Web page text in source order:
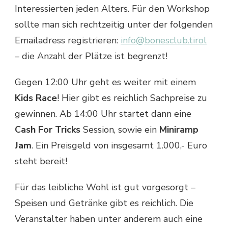
Interessierten jeden Alters. Für den Workshop
sollte man sich rechtzeitig unter der folgenden
Emailadress registrieren: info@bonesclub.tirol
– die Anzahl der Plätze ist begrenzt!
Gegen 12:00 Uhr geht es weiter mit einem
Kids Race! Hier gibt es reichlich Sachpreise zu
gewinnen. Ab 14:00 Uhr startet dann eine
Cash For Tricks Session, sowie ein Miniramp
Jam. Ein Preisgeld von insgesamt 1.000,- Euro
steht bereit!
Für das leibliche Wohl ist gut vorgesorgt –
Speisen und Getränke gibt es reichlich. Die
Veranstalter haben unter anderem auch eine